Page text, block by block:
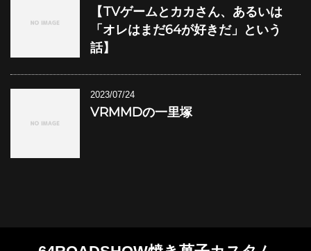
【TVゲームとカカさん、あるいは
「オレはまだ64が好きだ」という
話】
2023/07/24
VRMMDの一里塚